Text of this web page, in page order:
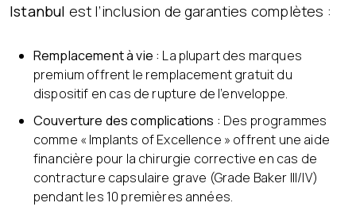
Istanbul est l’inclusion de garanties complètes :
Remplacement à vie : La plupart des marques
premium offrent le remplacement gratuit du
dispositif en cas de rupture de l’enveloppe.
Couverture des complications : Des programmes
comme « Implants of Excellence » offrent une aide
financière pour la chirurgie corrective en cas de
contracture capsulaire grave (Grade Baker III/IV)
pendant les 10 premières années.